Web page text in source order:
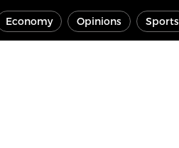
Economy Opinions Sports